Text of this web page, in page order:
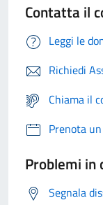
Contatta il
Leggi le
Richiedi
Chiama il
Prenota
Problemi in
Segnala